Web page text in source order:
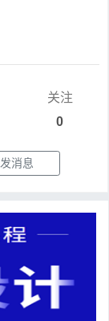
关注
0
发消息